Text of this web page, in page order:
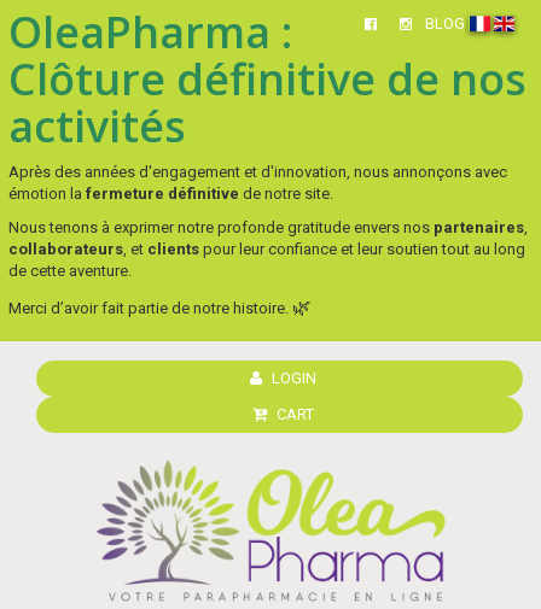
BLOG
OleaPharma :
Clôture définitive de nos
activités
Après des années d'engagement et d'innovation, nous annonçons avec
émotion la fermeture définitive de notre site.
Nous tenons à exprimer notre profonde gratitude envers nos partenaires,
collaborateurs, et clients pour leur confiance et leur soutien tout au long
de cette aventure.
Merci d’avoir fait partie de notre histoire. 🌿
LOGIN
CART